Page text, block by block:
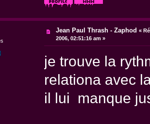
Jean Paul Thrash - Zaphod «
2006, 02:51:16 am »
je trouve la
relationa avec
il lui manque